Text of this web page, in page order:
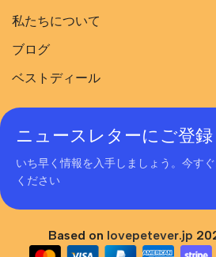
私たちについて
ブログ
ベストディール
ニュースレターにご登
いち早く情報を入手しましょう。今す
ください
Based on lovepetever.jp